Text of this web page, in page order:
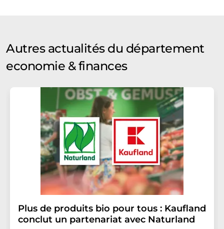
Autres actualités du département
economie & finances
Plus de produits bio pour tous : Kaufland
conclut un partenariat avec Naturland